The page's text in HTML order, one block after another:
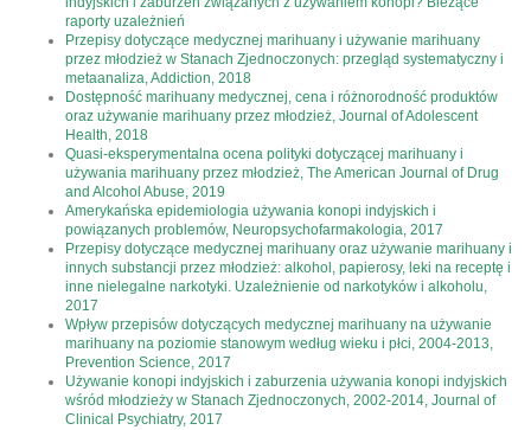
raporty uzależnień
Przepisy dotyczące medycznej marihuany i używanie marihuany
przez młodzież w Stanach Zjednoczonych: przegląd systematyczny i
metaanaliza, Addiction, 2018
Dostępność marihuany medycznej, cena i różnorodność produktów
oraz używanie marihuany przez młodzież, Journal of Adolescent
Health, 2018
Quasi-eksperymentalna ocena polityki dotyczącej marihuany i
używania marihuany przez młodzież, The American Journal of Drug
and Alcohol Abuse, 2019
Amerykańska epidemiologia używania konopi indyjskich i
powiązanych problemów, Neuropsychofarmakologia, 2017
Przepisy dotyczące medycznej marihuany oraz używanie marihuany i
innych substancji przez młodzież: alkohol, papierosy, leki na receptę i
inne nielegalne narkotyki. Uzależnienie od narkotyków i alkoholu,
2017
Wpływ przepisów dotyczących medycznej marihuany na używanie
marihuany na poziomie stanowym według wieku i płci, 2004-2013,
Prevention Science, 2017
Używanie konopi indyjskich i zaburzenia używania konopi indyjskich
wśród młodzieży w Stanach Zjednoczonych, 2002-2014, Journal of
Clinical Psychiatry, 2017